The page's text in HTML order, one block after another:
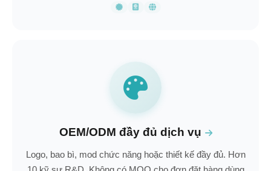
OEM/ODM đầy đủ dịch vụ
Logo, bao bì, mod chức năng hoặc thiết kế đầy đủ. Hơn